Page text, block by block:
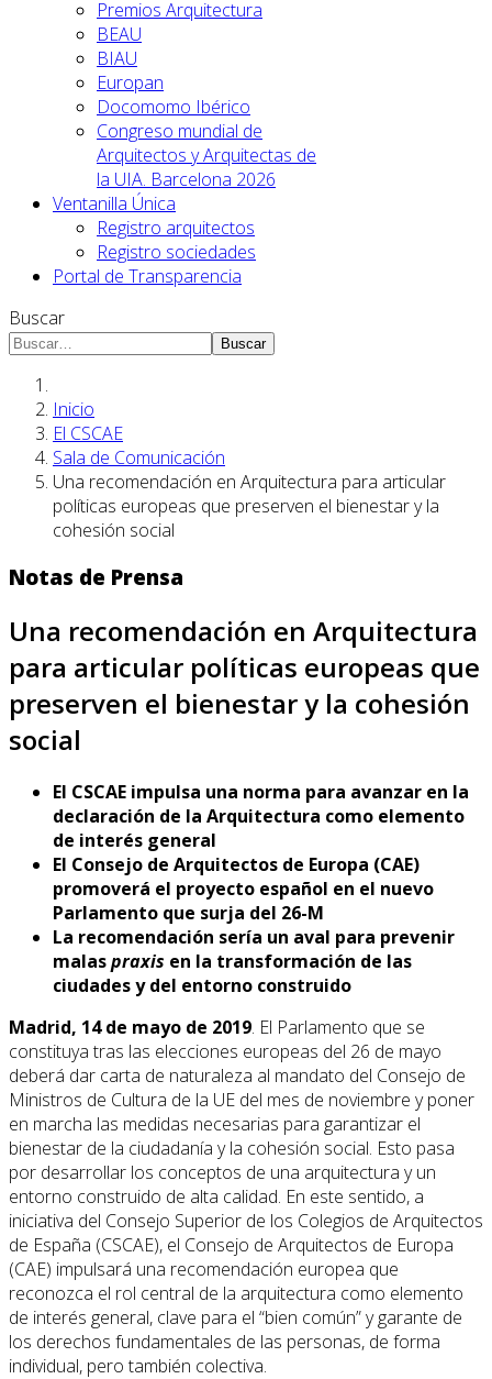
Premios Arquitectura
BEAU
BIAU
Europan
Docomomo Ibérico
Congreso mundial de
Arquitectos y Arquitectas de
la UIA. Barcelona 2026
Ventanilla Única
Registro arquitectos
Registro sociedades
Portal de Transparencia
Buscar
Buscar
Inicio
El CSCAE
Sala de Comunicación
Una recomendación en Arquitectura para articular
políticas europeas que preserven el bienestar y la
cohesión social
Notas de Prensa
Una recomendación en Arquitectura
para articular políticas europeas que
preserven el bienestar y la cohesión
social
El CSCAE impulsa una norma para avanzar en la
declaración de la Arquitectura como elemento
de interés general
El Consejo de Arquitectos de Europa (CAE)
promoverá el proyecto español en el nuevo
Parlamento que surja del 26-M
La recomendación sería un aval para prevenir
malaspraxis en la transformación de las
ciudades y del entorno construido
Madrid, 14 de mayo de 2019. El Parlamento que se
constituya tras las elecciones europeas del 26 de mayo
deberá dar carta de naturaleza al mandato del Consejo de
Ministros de Cultura de la UE del mes de noviembre y poner
en marcha las medidas necesarias para garantizar el
bienestar de la ciudadanía y la cohesión social. Esto pasa
por desarrollar los conceptos de una arquitectura y un
entorno construido de alta calidad. En este sentido, a
iniciativa del Consejo Superior de los Colegios de Arquitectos
de España (CSCAE), el Consejo de Arquitectos de Europa
(CAE) impulsará una recomendación europea que
reconozca el rol central de la arquitectura como elemento
de interés general, clave para el “bien común” y garante de
los derechos fundamentales de las personas, de forma
individual, pero también colectiva.